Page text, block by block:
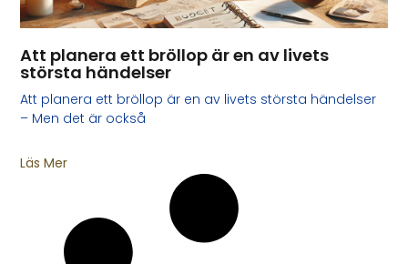
Att planera ett bröllop är en av livets
största händelser
Att planera ett bröllop är en av livets största händelser
– Men det är också
Läs Mer